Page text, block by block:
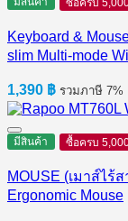
ซื้อครบ
Keyboard &
slim Multi-mode
1,390 ฿ รวมภาษี 7%
มีสินค้า ซื้อครบ
MOUSE (เมาส์ไร้
Ergonomic Mouse